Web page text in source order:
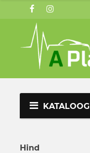
KATALOOG
Hind